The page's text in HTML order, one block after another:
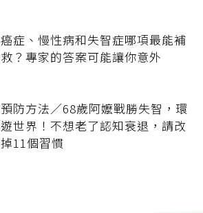
癌症、慢性病和失智症哪項最能補
救？專家的答案可能讓你意外
預防方法／68歲阿嬤戰勝失智，環
遊世界！不想老了認知衰退，請改
掉11個習慣